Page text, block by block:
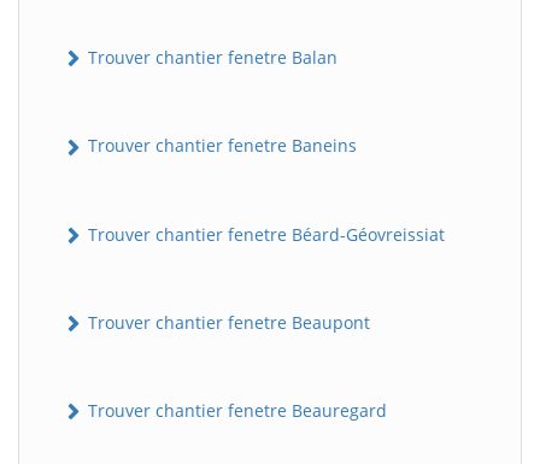
Trouver chantier fenetre Balan
Trouver chantier fenetre Baneins
Trouver chantier fenetre Béard-Géovreissiat
Trouver chantier fenetre Beaupont
Trouver chantier fenetre Beauregard